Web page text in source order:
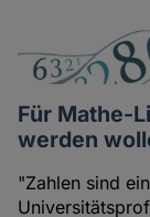
Für Mathe-
werden
"Zahlen sind